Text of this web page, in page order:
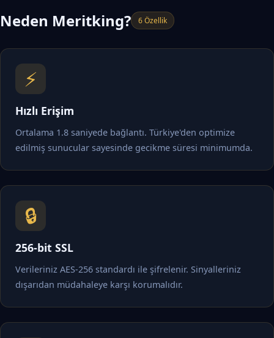
Neden Meritking? 6 Özellik
⚡
Hızlı Erişim
Ortalama 1.8 saniyede bağlantı. Türkiye'den optimize
edilmiş sunucular sayesinde gecikme süresi minimumda.
🔒
256-bit SSL
Verileriniz AES-256 standardı ile şifrelenir. Sinyalleriniz
dışarıdan müdahaleye karşı korumalıdır.